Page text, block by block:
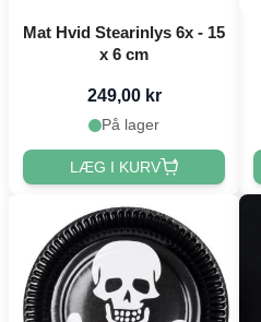
Mat Hvid Stearinlys 6x - 15
x 6 cm
249,00 kr
På lager
LÆG I KURV